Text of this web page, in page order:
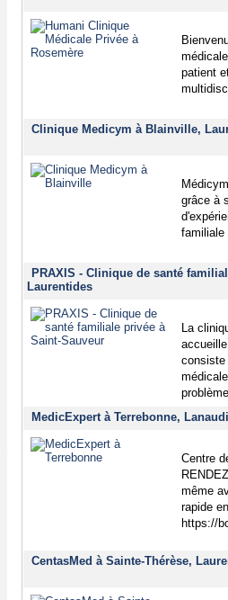
patient
Clinique Medicym à Blainville,
grâce à
familiale
PRAXIS - Clinique de santé
Laurentides
La
consiste
MedicExpert à Terrebonne,
Centre
même
rapide
https://
CentasMed à Sainte-Thérèse,